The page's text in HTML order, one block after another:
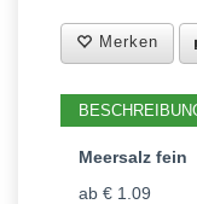
Merken
Meersalz fein
ab € 1.09